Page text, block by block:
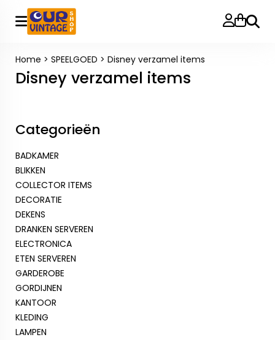
Home > SPEELGOED > Disney verzamel items
Disney verzamel items
Categorieën
BADKAMER
BLIKKEN
COLLECTOR ITEMS
DECORATIE
DEKENS
DRANKEN SERVEREN
ELECTRONICA
ETEN SERVEREN
GARDEROBE
GORDIJNEN
KANTOOR
KLEDING
LAMPEN